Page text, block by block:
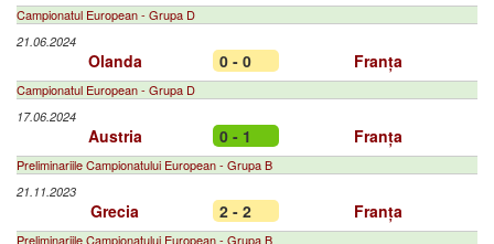
Campionatul European - Grupa D
21.06.2024
Olanda 0 - 0 Franța
Campionatul European - Grupa D
17.06.2024
Austria 0 - 1 Franța
Preliminariile Campionatului European - Grupa B
21.11.2023
Grecia 2 - 2 Franța
Preliminariile Campionatului European - Grupa B